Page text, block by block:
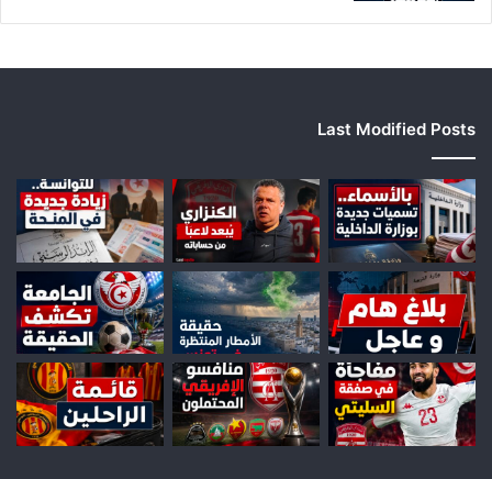
Last Modified Posts